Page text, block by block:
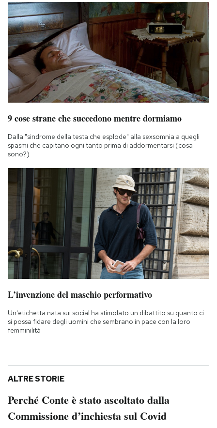
9 cose strane che succedono mentre dormiamo
Dalla "sindrome della testa che esplode" alla sexsomnia a quegli
spasmi che capitano ogni tanto prima di addormentarsi (cosa
sono?)
L’invenzione del maschio performativo
Un'etichetta nata sui social ha stimolato un dibattito su quanto ci
si possa fidare degli uomini che sembrano in pace con la loro
femminilità
ALTRE STORIE
Perché Conte è stato ascoltato dalla
Commissione d’inchiesta sul Covid